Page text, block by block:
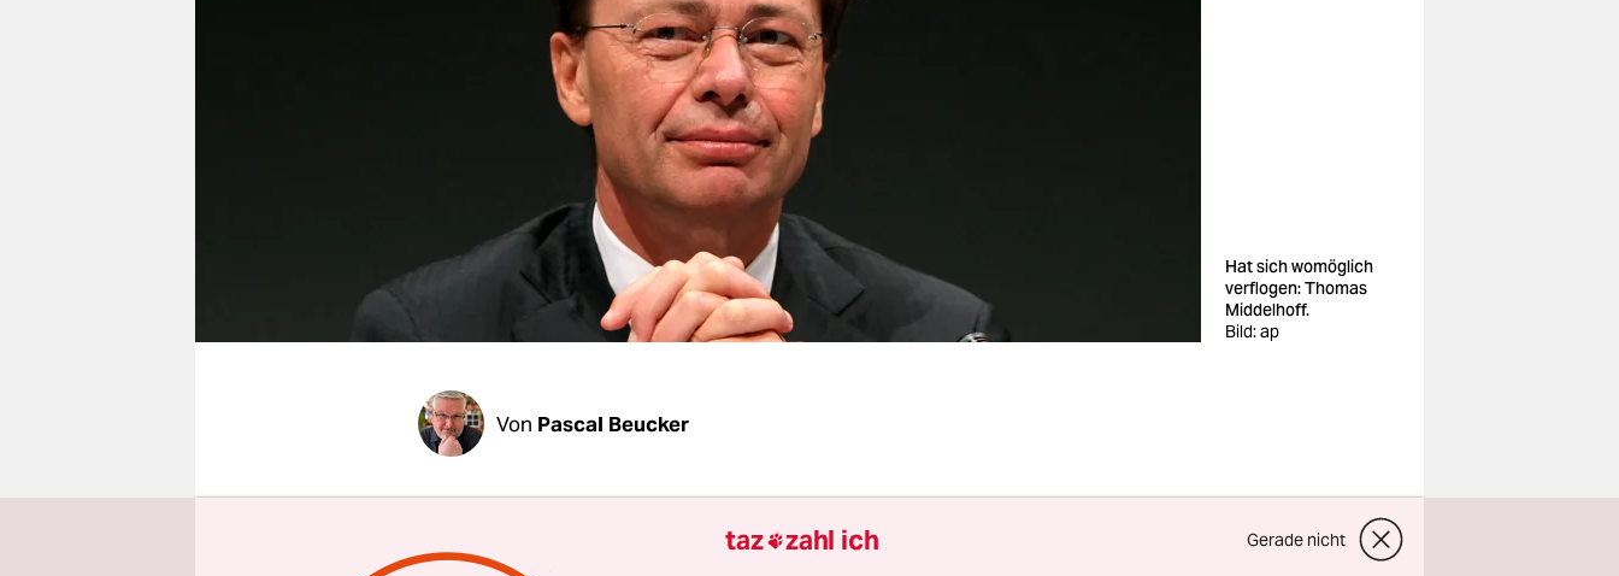
genossenschaft
Hat sich womöglich
verflogen: Thomas
Middelhoff.
Bild: ap
Von Pascal Beucker
| Es war ein schweigsamer Auftritt. Eineinhalb Stunden
dauerte die Stippvisite Thomas Middelhoffs im Saal 210 des
taz zahl ich Gerade nicht